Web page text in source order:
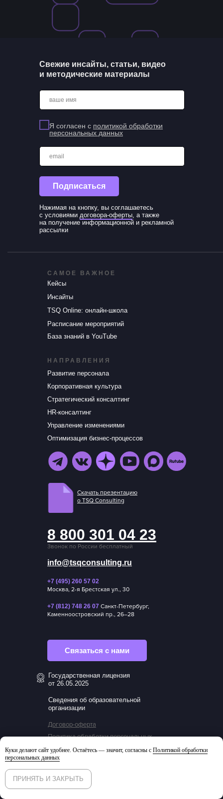
Куки делают сайт удобнее. Остаётесь — значит, согласны с Политикой обработки
персональных данных
ПРИНЯТЬ И ЗАКРЫТЬ
ваше имя
Я согласен с политикой обработки
персональных данных
email
Подписаться
Нажимая на кнопку, вы соглашаетесь
с условиями договора-оферты, а также
на получение информационной и рекламной
рассылки
Свежие инсайты, статьи, видео
и методические материалы
НАПРАВЛЕНИЯ
САМОЕ ВАЖНОЕ
Скачать презентацию
о TSQ Consulting
8 800 301 04 23
Звонок по России бесплатный
+7 (812) 748 26 07 Санкт-Петербург,
Каменноостровский пр., 26–28
Связаться с нами
+7 (495) 260 57 02
Москва, 2-я Брестская ул., 30
Договор-оферта
Согласие на получение рассылки
Согласие сотрудников на публикацию
данных
Политика обработки персональных
info@tsqconsulting.ru
Стратегический консалтинг
HR-консалтинг
Управление изменениями
Корпоративная культура
Развитие персонала
Оптимизация бизнес-процессов
Кейсы
Инсайты
Расписание мероприятий
Сведения об образовательной
организации
Государственная лицензия
от 26.05.2025
База знаний в YouTube
TSQ Online: онлайн-школа
ESG-политики TSQ Consulting